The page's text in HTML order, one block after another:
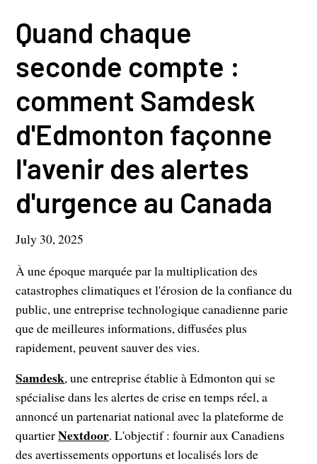
Quand chaque
seconde compte :
comment Samdesk
d'Edmonton façonne
l'avenir des alertes
d'urgence au Canada
July 30, 2025
À une époque marquée par la multiplication des
catastrophes climatiques et l'érosion de la confiance du
public, une entreprise technologique canadienne parie
que de meilleures informations, diffusées plus
rapidement, peuvent sauver des vies.
Samdesk, une entreprise établie à Edmonton qui se
spécialise dans les alertes de crise en temps réel, a
annoncé un partenariat national avec la plateforme de
quartierNextdoor. L'objectif : fournir aux Canadiens
des avertissements opportuns et localisés lors de